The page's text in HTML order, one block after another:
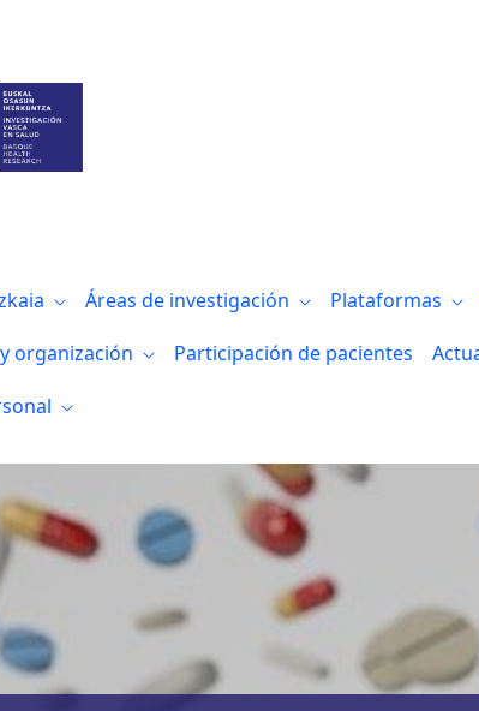
Áreas de investigación Plataformas
organización
Participación de pacientes